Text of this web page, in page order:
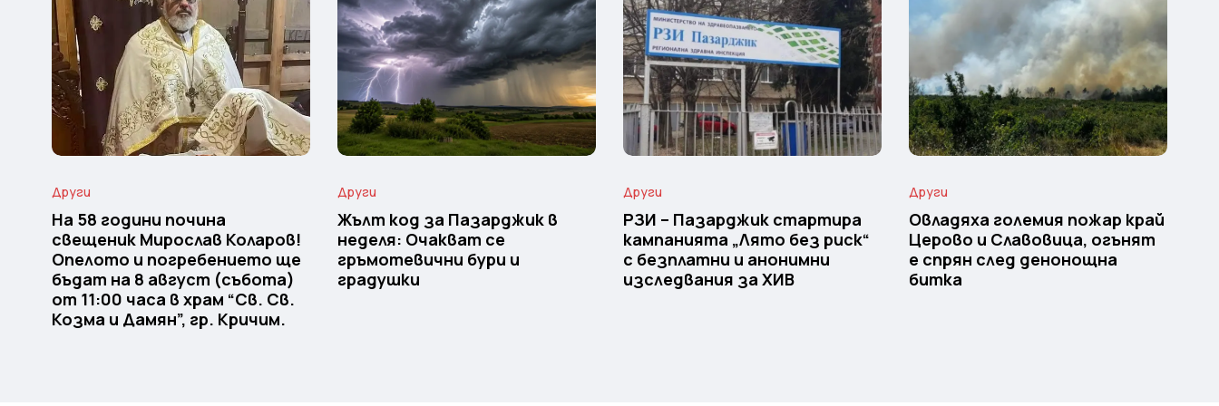
Други
На 58 години почина
свещеник Мирослав Коларов!
Опелото и погребението ще
бъдат на 8 август (събота)
от 11:00 часа в храм “Св. Св.
Козма и Дамян”, гр. Кричим.
Други
Жълт код за Пазарджик в
неделя: Очакват се
гръмотевични бури и
градушки
Други
РЗИ – Пазарджик стартира
кампанията „Лято без риск“
с безплатни и анонимни
изследвания за ХИВ
Други
Овладяха големия пожар край
Церово и Славовица, огънят
е спрян след денонощна
битка